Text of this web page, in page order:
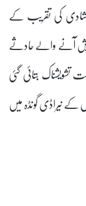
شادی کی تقریب کے
آنے والے حادثے
ہوگئے۔ ان میں سے 4کی حالت تشویشناک بتائی گئی
نیراڈی گونڈہ میں